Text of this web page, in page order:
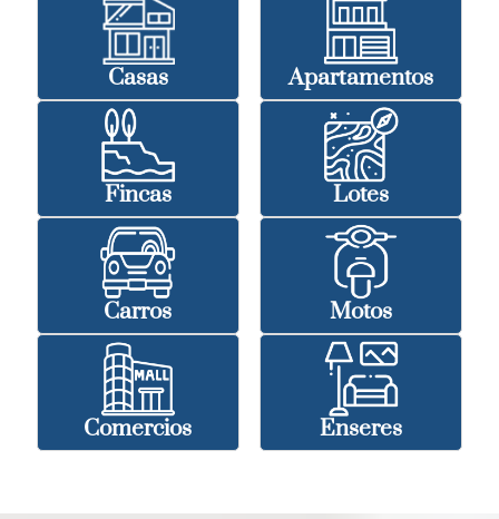
Casas Apartamentos
Fincas Lotes
Carros Motos
Comercios Enseres